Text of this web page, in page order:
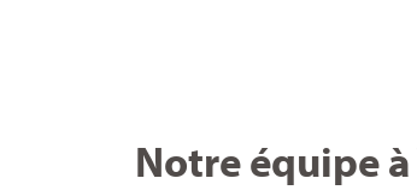
Notre équipe